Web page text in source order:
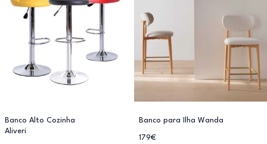
Banco Alto Cozinha
Aliveri
Banco para Ilha Wanda
179€